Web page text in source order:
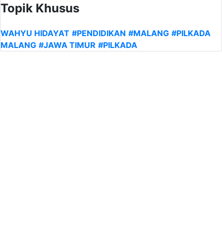
Topik Khusus
WAHYU HIDAYAT #PENDIDIKAN #MALANG #PILKADA
MALANG #JAWA TIMUR #PILKADA